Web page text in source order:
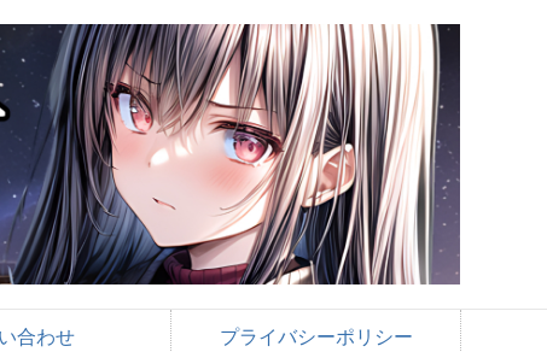
合わせ プライバシーポリシー